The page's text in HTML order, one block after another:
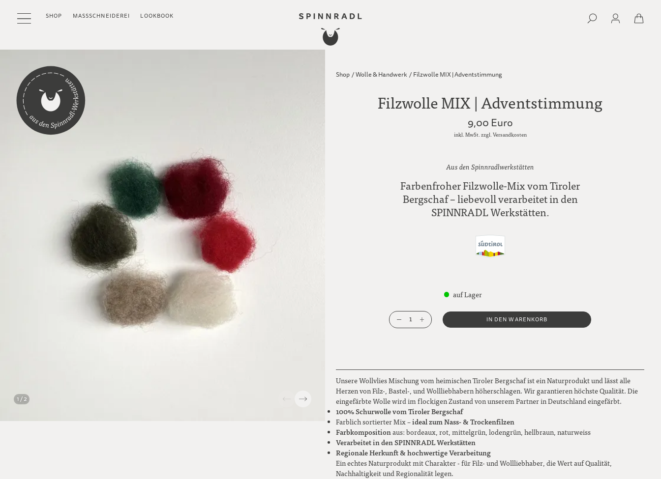
SHOP MASSSCHNEIDEREI LOOKBOOK
Shop /Wolle & Handwerk / Filzwolle MIX | Adventstimmung
Filzwolle MIX | Adventstimmung
9,00 Euro
inkl. MwSt. zzgl. Versandkosten
Aus den Spinnradlwerkstätten
Farbenfroher Filzwolle-Mix vom Tiroler
Bergschaf – liebevoll verarbeitet in den
SPINNRADL Werkstätten.
auf Lager
1 IN DEN WARENKORB
Unsere Wollvlies Mischung vom heimischen Tiroler Bergschaf ist ein Naturprodukt und lässt alle
Herzen von Filz-, Bastel-, und Wollliebhabern höherschlagen. Wir garantieren höchste Qualität. Die
eingefärbte Wolle wird im flockigen Zustand von unserem Partner in Deutschland eingefärbt.
100% Schurwolle vom Tiroler Bergschaf
Farblich sortierter Mix –ideal zum Nass- & Trockenfilzen
Farbkompositionaus: bordeaux, rot, mittelgrün, lodengrün, hellbraun, naturweiss
Verarbeitet in den SPINNRADL Werkstätten
Regionale Herkunft & hochwertige Verarbeitung
Ein echtes Naturprodukt mit Charakter - für Filz- und Wollliebhaber, die Wert auf Qualität,
Nachhaltigkeit und Regionalität legen.
1 / 2